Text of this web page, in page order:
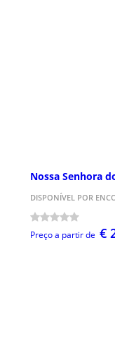
Nossa Senhora
DISPONÍVEL POR
Preço a partir de €